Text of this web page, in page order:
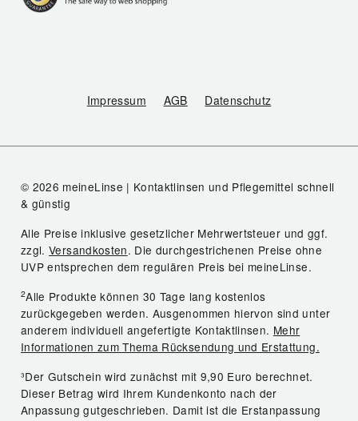
Impressum AGB Datenschutz
© 2026 meineLinse | Kontaktlinsen und Pflegemittel schnell
& günstig
Alle Preise inklusive gesetzlicher Mehrwertsteuer und ggf.
zzgl.Versandkosten. Die durchgestrichenen Preise ohne
UVP entsprechen dem regulären Preis bei meineLinse.
2Alle Produkte können 30 Tage lang kostenlos
zurückgegeben werden. Ausgenommen hiervon sind unter
anderem individuell angefertigte Kontaktlinsen. Mehr
Informationen zum Thema Rücksendung und Erstattung.
³Der Gutschein wird zunächst mit 9,90 Euro berechnet.
Dieser Betrag wird Ihrem Kundenkonto nach der
Anpassung gutgeschrieben. Damit ist die Erstanpassung